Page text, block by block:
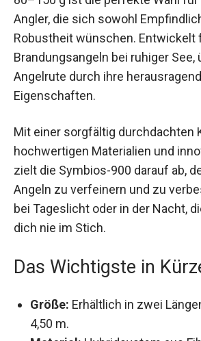
begeisterte Angler, die sich
Empfindlichkeit als auch
Entwickelt für das
See, überzeugt diese Angelrute
herausragenden technischen
aus hochwertigen Materialien und
Designs zielt die Symbios-900
Künste beim Angeln zu
verbessern. Egal ob bei
Nacht, diese Rute lässt dich nie
Das Wichtigste in Kürze
4,50 m.
Material: